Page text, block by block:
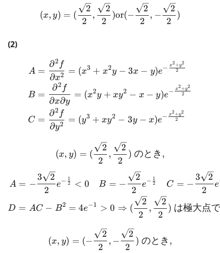
(x, y) = (
2
2
,
2
2
)or(−
2
2
, −
2
2
)
(2)
\begin{aligned} A &=
A
B
C
=
∂x2
∂2 f
= (x3 + x2y − 3x − y)e− 2
x2+y2
=
∂x∂y
∂2 f
= (x2y + xy2 − x − y)e− 2
x2+y2
=
∂y2
∂2 f
= (y3 + xy2 − 3y − x)e− 2
x2+y2
(x,y) =
(x, y) = (
2
2
,
2
2
) のとき ,
\begin{aligned} A &=
A
D
= −
2
3 2
e− 2
1 < 0 B = −
2
2
e− 2
1
C = −
2
3 2
e
= AC − B2 = 4e−1 > 0 ⇒ (
2
2
,
2
2
) は極大点
(x,y) = (-
(x, y) = (−
2
2
, −
2
2
) のとき ,